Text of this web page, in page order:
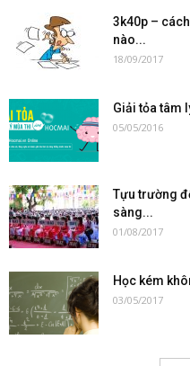
3k40p –
nào...
18/09/2017
Giải tỏa tâm
05/05/2016
Tựu trường
sàng...
01/08/2017
Học kém
03/05/2017